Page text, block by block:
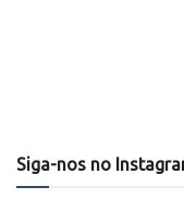
Siga-nos no